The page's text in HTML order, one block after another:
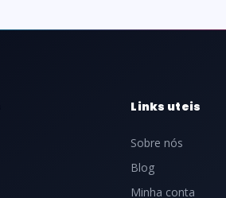
Links uteis
Sobre nós
Blog
Minha conta